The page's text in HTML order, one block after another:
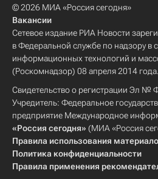
© 2026 МИА «Россия сегодня»
Вакансии
Сетевое издание РИА Новости
в Федеральной службе по надзору в
информационных технологий и
(Роскомнадзор) 08 апреля 2014 года.
Свидетельство о регистрации Эл №
Учредитель: Федеральное
предприятие Международное
«Россия сегодня» (МИА «Россия
Правила использования
Политика конфиденциальности
Правила применения